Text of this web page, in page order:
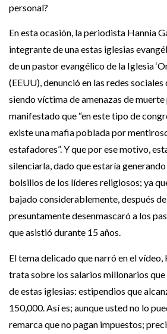
personal?
En esta ocasión, la periodista Hannia
integrante de una estas iglesias
de un pastor evangélico de la Iglesia
(EEUU), denunció en las redes
siendo víctima de amenazas de
manifestado que “en este tipo de
existe una mafia poblada por
estafadores”. Y que por ese motivo,
silenciarla, dado que estaría
bolsillos de los líderes religiosos; ya
bajado considerablemente, después
presuntamente desenmascaró a los
que asistió durante 15 años.
El tema delicado que narró en el vídeo,
trata sobre los salarios millonarios
de estas iglesias: estipendios que
150,000. Así es; aunque usted no lo
remarca que no pagan impuestos;